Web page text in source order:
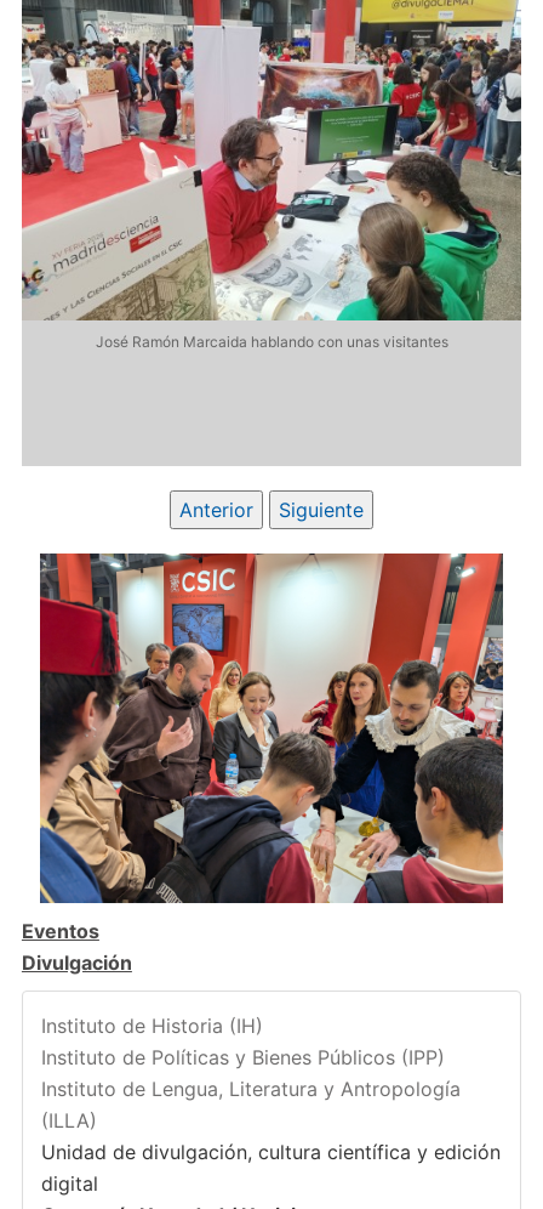
José Ramón Marcaida hablando con unas visitantes
Anterior Siguiente
Eventos
Divulgación
Instituto de Historia (IH)
Instituto de Políticas y Bienes Públicos (IPP)
Instituto de Lengua, Literatura y Antropología
(ILLA)
Unidad de divulgación, cultura científica y edición
digital